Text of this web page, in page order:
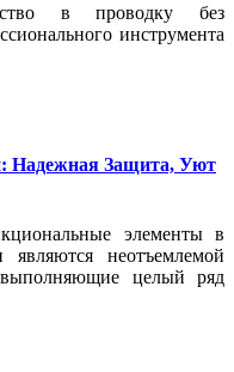
в проводку без
инструмента
Надежная Защита, Уют
элементы в
неотъемлемой
выполняющие целый ряд